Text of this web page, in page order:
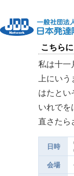
こちら
私は十一
上にいう
はたとい
いれでを
直さたら
日時
会場